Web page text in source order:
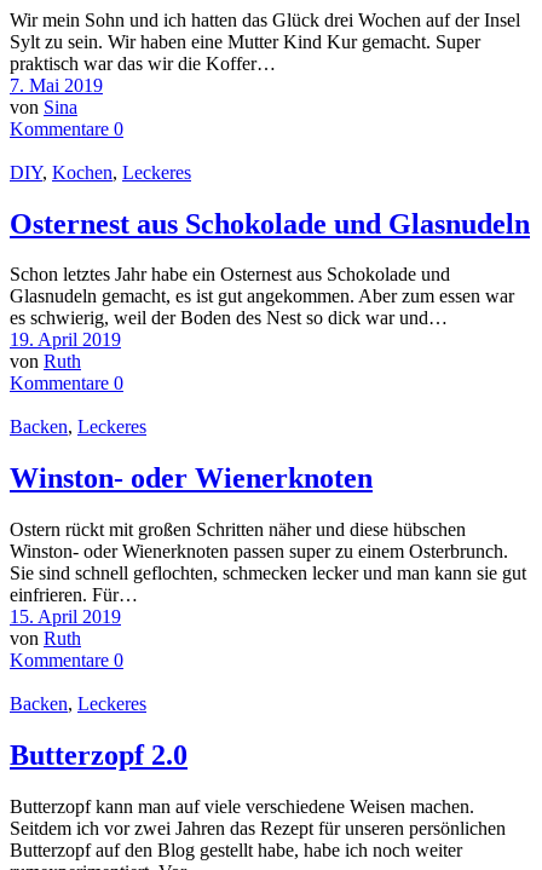
Wir mein Sohn und ich hatten das Glück drei Wochen auf der Insel
Sylt zu sein. Wir haben eine Mutter Kind Kur gemacht. Super
praktisch war das wir die Koffer…
7. Mai 2019
von Sina
Kommentare 0
DIY, Kochen, Leckeres
Osternest aus Schokolade und Glasnudeln
Schon letztes Jahr habe ein Osternest aus Schokolade und
Glasnudeln gemacht, es ist gut angekommen. Aber zum essen war
es schwierig, weil der Boden des Nest so dick war und…
19. April 2019
von Ruth
Kommentare 0
Backen, Leckeres
Winston- oder Wienerknoten
Ostern rückt mit großen Schritten näher und diese hübschen
Winston- oder Wienerknoten passen super zu einem Osterbrunch.
Sie sind schnell geflochten, schmecken lecker und man kann sie gut
einfrieren. Für…
15. April 2019
von Ruth
Kommentare 0
Backen, Leckeres
Butterzopf 2.0
Butterzopf kann man auf viele verschiedene Weisen machen.
Seitdem ich vor zwei Jahren das Rezept für unseren persönlichen
Butterzopf auf den Blog gestellt habe, habe ich noch weiter